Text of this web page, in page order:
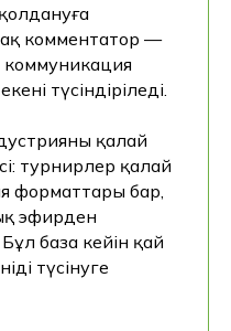
ақ комментатор —
түсіндіріледі.
қалай
турнирлер қалай
форматтары бар,
эфирден
база кейін қай
түсінуге